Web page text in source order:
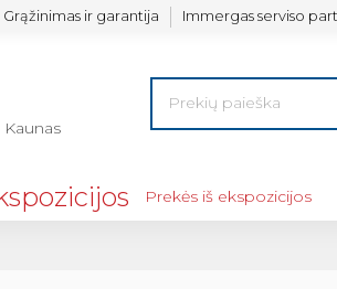
Grąžinimas ir garantija Immergas serviso
Prekės iš ekspozicijos